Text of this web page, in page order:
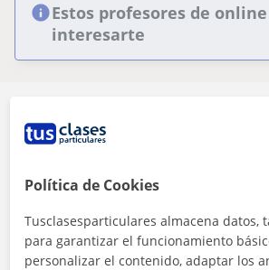
Estos profesores de
interesarte
Seguridad
Contacta con los profesores
mensajería
Política de Cookies
Tusclasesparticulares almacena datos,
para garantizar el funcionamiento
personalizar el contenido, adaptar los